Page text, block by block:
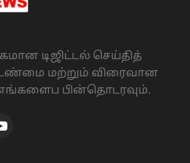
டிஜிட்டல் செய்தித்
மற்றும் விரைவான
பின்தொடரவும்.